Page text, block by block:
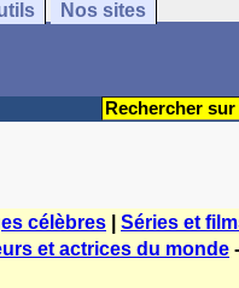
Nos sites
célèbres Séries et
et actrices du monde -